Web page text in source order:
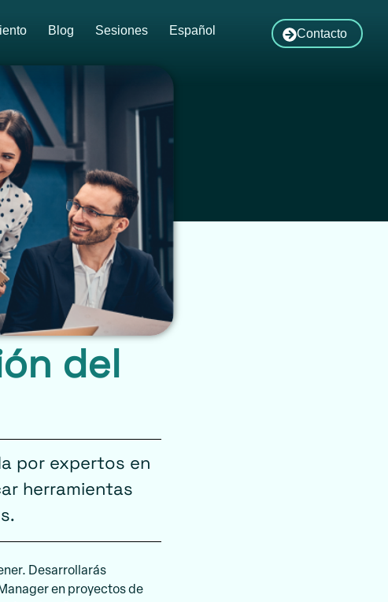
Blog Sesiones Español Contacto
del
por expertos en
herramientas
Desarrollarás
en proyectos de